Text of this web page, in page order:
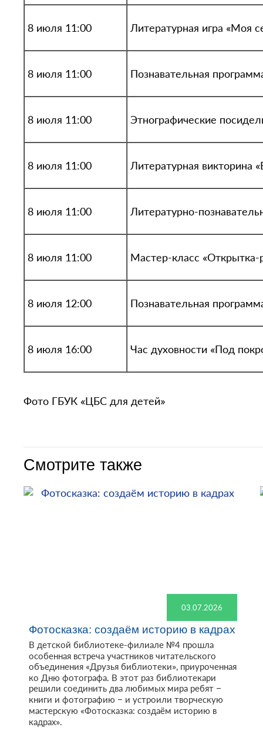
8 июля 11:00 Литературная игра «Моя
8 июля 11:00 Познавательная
8 июля 11:00 Этнографические
8 июля 11:00 Литературная викторина
8 июля 11:00 Литературно-
8 июля 11:00 Мастер-класс
8 июля 12:00 Познавательная
8 июля 16:00 Час духовности «Под
Фото ГБУК «ЦБС для детей»
Смотрите также
03.07.2026
Фотосказка: создаём историю в кадрах
В детской библиотеке-филиале №4 прошла
особенная встреча участников читательского
объединения «Друзья библиотеки», приуроченная
ко Дню фотографа. В этот раз библиотекари
решили соединить два любимых мира ребят –
книги и фотографию – и устроили творческую
мастерскую «Фотосказка: создаём историю в
кадрах».